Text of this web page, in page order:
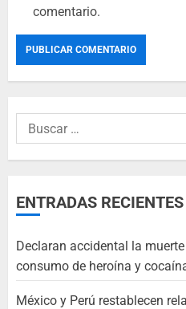
comentario.
ENTRADAS RECIENTES
Declaran accidental la
consumo de heroína y
México y Perú restablecen